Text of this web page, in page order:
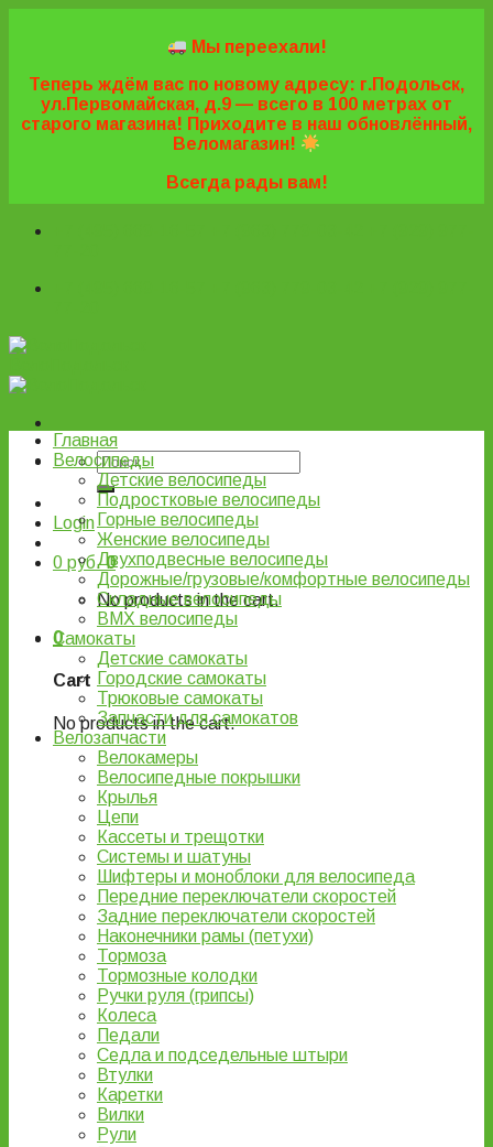
Мы переехали!
Теперь ждём вас по новому адресу: г.Подольск,
ул.Первомайская, д.9 — всего в 100 метрах от
старого магазина! Приходите в наш обновлённый,
Веломагазин!
Всегда рады вам!
Login
0 руб. 0
No products in the cart.
0
Cart
No products in the cart.
Главная
Велосипеды
Детские велосипеды
Подростковые велосипеды
Горные велосипеды
Женские велосипеды
Двухподвесные велосипеды
Дорожные/грузовые/комфортные велосипеды
Складные велосипеды
BMX велосипеды
Самокаты
Детские самокаты
Городские самокаты
Трюковые самокаты
Запчасти для самокатов
Велозапчасти
Велокамеры
Велосипедные покрышки
Крылья
Цепи
Кассеты и трещотки
Системы и шатуны
Шифтеры и моноблоки для велосипеда
Передние переключатели скоростей
Задние переключатели скоростей
Наконечники рамы (петухи)
Тормоза
Тормозные колодки
Ручки руля (грипсы)
Колеса
Педали
Седла и подседельные штыри
Втулки
Каретки
Вилки
Рули